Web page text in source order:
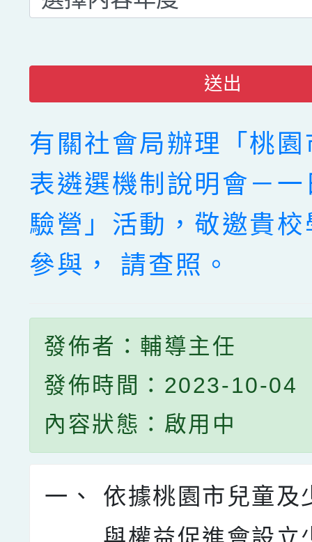
送出
有關社會局辦理「桃
表遴選機制說明會－
驗營」活動，敬邀貴
參與， 請查照。
發佈者：輔導主任
發佈時間：2023-10-04
內容狀態：啟用中
一、
依據桃園市兒童及